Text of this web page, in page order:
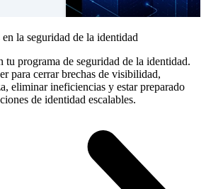
la seguridad de la identidad
tu programa de seguridad de la identidad.
para cerrar brechas de visibilidad,
eliminar ineficiencias y estar preparado
de identidad escalables.